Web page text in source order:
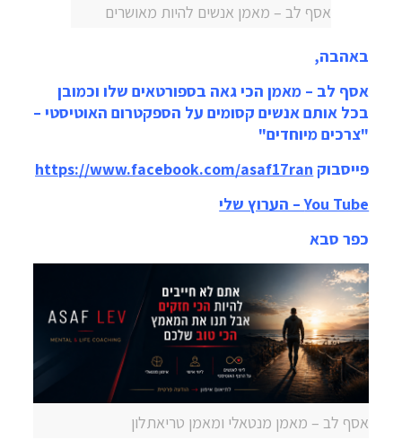
אסף לב – מאמן אנשים להיות מאושרים
באהבה,
אסף לב – מאמן הכי גאה בספורטאים שלו וכמובן
בכל אותם אנשים קסומים על הספקטרום האוטיסטי –
"צרכים מיוחדים"
פייסבוק https://www.facebook.com/asaf17ran
You Tube – הערוץ שלי
כפר סבא
אסף לב – מאמן מנטאלי ומאמן טריאתלון